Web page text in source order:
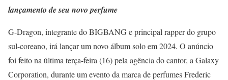
lançamento de seu novo perfume
G-Dragon, integrante do BIGBANG e principal rapper do grupo
sul-coreano, irá lançar um novo álbum solo em 2024. O anúncio
foi feito na última terça-feira (16) pela agência do cantor, a Galaxy
Corporation, durante um evento da marca de perfumes Frederic